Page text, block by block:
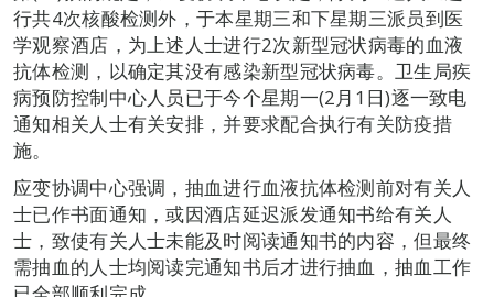
行共4次核酸检测外，于本星期三和下星期三派员到医
学观察酒店，为上述人士进行2次新型冠状病毒的血液
抗体检测，以确定其没有感染新型冠状病毒。卫生局疾
病预防控制中心人员已于今个星期一(2月1日)逐一致电
通知相关人士有关安排，并要求配合执行有关防疫措
施。
应变协调中心强调，抽血进行血液抗体检测前对有关人
士已作书面通知，或因酒店延迟派发通知书给有关人
士，致使有关人士未能及时阅读通知书的内容，但最终
需抽血的人士均阅读完通知书后才进行抽血，抽血工作